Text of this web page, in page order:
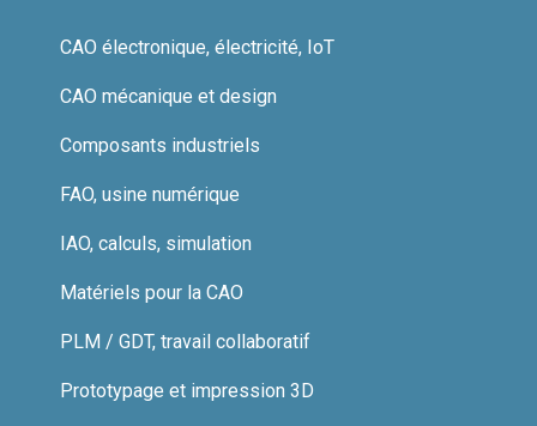
CAO électronique, électricité, IoT
CAO mécanique et design
Composants industriels
FAO, usine numérique
IAO, calculs, simulation
Matériels pour la CAO
PLM / GDT, travail collaboratif
Prototypage et impression 3D